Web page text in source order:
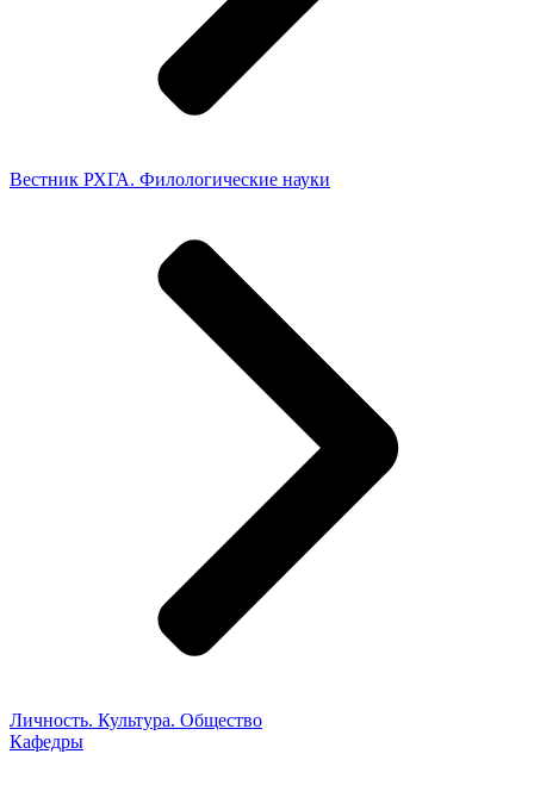
Вестник РХГА. Филологические науки
Личность. Культура. Общество
Кафедры